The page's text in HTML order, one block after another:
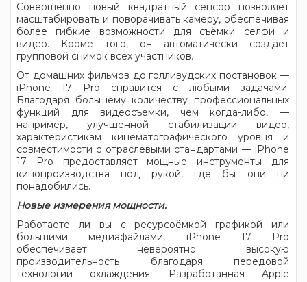
Совершенно новый квадратный сенсор позволяет
масштабировать и поворачивать камеру, обеспечивая
более гибкие возможности для съёмки селфи и
видео. Кроме того, он автоматически создаёт
групповой снимок всех участников.
От домашних фильмов до голливудских постановок —
iPhone 17 Pro справится с любыми задачами.
Благодаря большему количеству профессиональных
функций для видеосъемки, чем когда-либо, —
например, улучшенной стабилизации видео,
характеристикам кинематографического уровня и
совместимости с отраслевыми стандартами — iPhone
17 Pro предоставляет мощные инструменты для
кинопроизводства под рукой, где бы они ни
понадобились.
Новые измерения мощности.
Работаете ли вы с ресурсоёмкой графикой или
большими медиафайлами, iPhone 17 Pro
обеспечивает невероятно высокую
производительность благодаря передовой
технологии охлаждения. Разработанная Apple